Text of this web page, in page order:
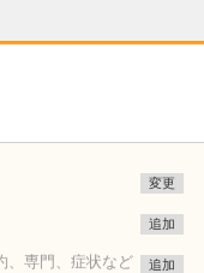
変更
追加
、専門、症状など
追加